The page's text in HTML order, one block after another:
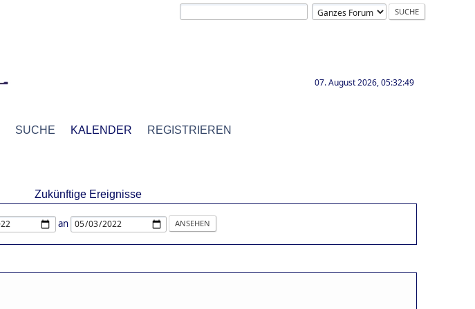
07. August 2026, 05:32:49
SUCHE KALENDER REGISTRIEREN
Zukünftige Ereignisse
an